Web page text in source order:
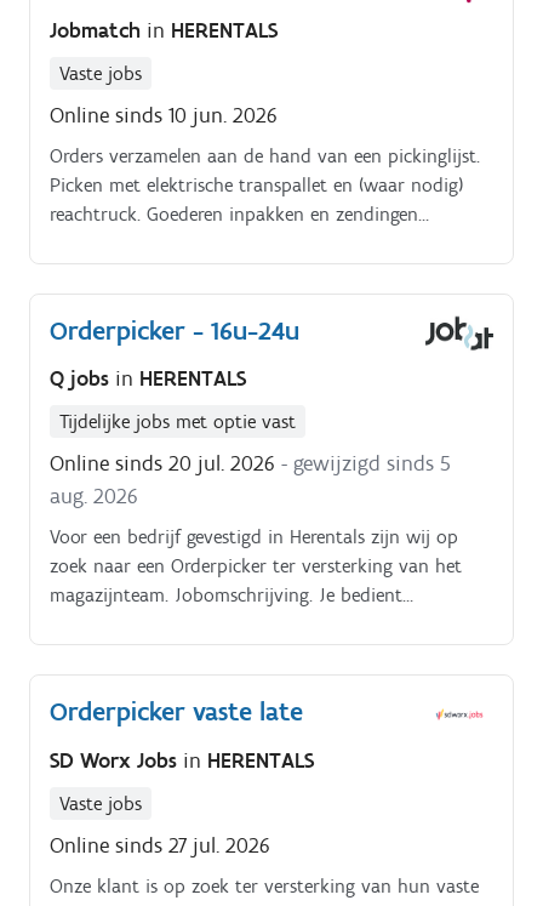
Jobmatch in HERENTALS
Vaste jobs
Online sinds 10 jun. 2026
Orders verzamelen aan de hand van een pickinglijst.
Picken met elektrische transpallet en (waar nodig)
reachtruck. Goederen inpakken en zendingen
stockeren op de juiste locaties.
Orderpicker - 16u-24u
Q jobs in HERENTALS
Tijdelijke jobs met optie vast
Online sinds 20 jul. 2026 - gewijzigd sinds 5
aug. 2026
Voor een bedrijf gevestigd in Herentals zijn wij op
zoek naar een Orderpicker ter versterking van het
magazijnteam. Jobomschrijving. Je bedient
Orderpicker vaste late
SD Worx Jobs in HERENTALS
Vaste jobs
Online sinds 27 jul. 2026
Onze klant is op zoek ter versterking van hun vaste